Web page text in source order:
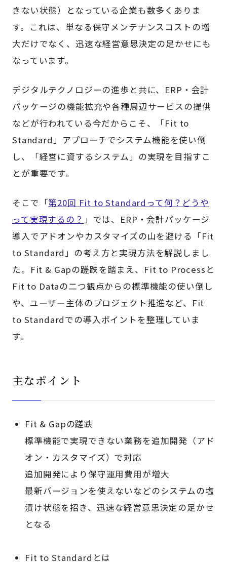
きない状態）となっている企業も数多くありま
す。これは、単なる保守メンテナンスコストの増
大だけでなく、迅速な経営意思決定の足かせにも
なっています。
デジタルテクノロジーの進歩と共に、ERP・会計
パッケージの機能拡充や各種周辺サービスの提供
などが行われている今だからこそ、「Fit to
Standard」アプローチでシステム機能を使い倒
し、「経営に資するシステム」の実現を目指すこ
とが重要です。
そこで「第20回 Fit to Standardって何？どうや
って実現するの？ 」では、ERP・会計パッケージ
導入でアドオンやカスタマイズの山を避ける「Fit
to Standard」の考え方と実現方法を解説しまし
た。Fit & Gapの蹉跌を踏まえ、Fit to Processと
Fit to Dataの二つ観点からの標準機能の使い倒し
や、ユーザー主体のプロジェクト推進など、Fit
to Standardでの導入ポイントを整理していま
す。
主なポイント
Fit & Gapの蹉跌
標準機能で実現できない業務を追加開発（アド
オン・カスタマイズ）で対応
追加開発により保守運用費用が増大
最新バージョンを使えないなどのシステムの塩
漬け状態を招き、迅速な経営意思決定の足かせ
となる
Fit to Standardとは